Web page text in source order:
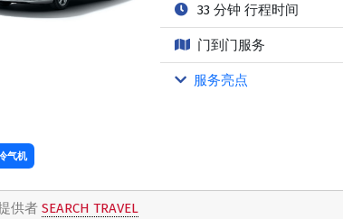
33 分钟 行程时间
门到门服务
服务亮点
气机
供者 SEARCH TRAVEL